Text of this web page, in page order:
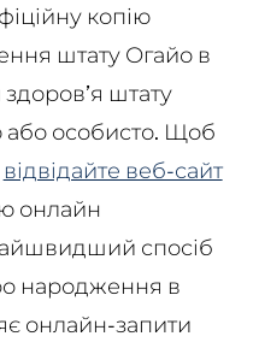
копію
штату Огайо в
штату
особисто. Щоб
відвідайте веб-сайт
онлайн
спосіб
народження в
онлайн-запити